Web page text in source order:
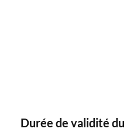
Durée de validité